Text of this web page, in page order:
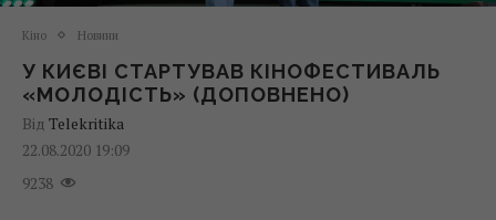
Кіно Новини
У КИЄВІ СТАРТУВАВ КІНОФЕСТИВАЛЬ
«МОЛОДІСТЬ» (ДОПОВНЕНО)
Від Telekritika
22.08.2020 19:09
9238